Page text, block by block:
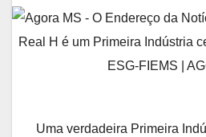
Real H é um Primeira Indústria
ESG-FIEMS |
Uma verdadeira Primeira